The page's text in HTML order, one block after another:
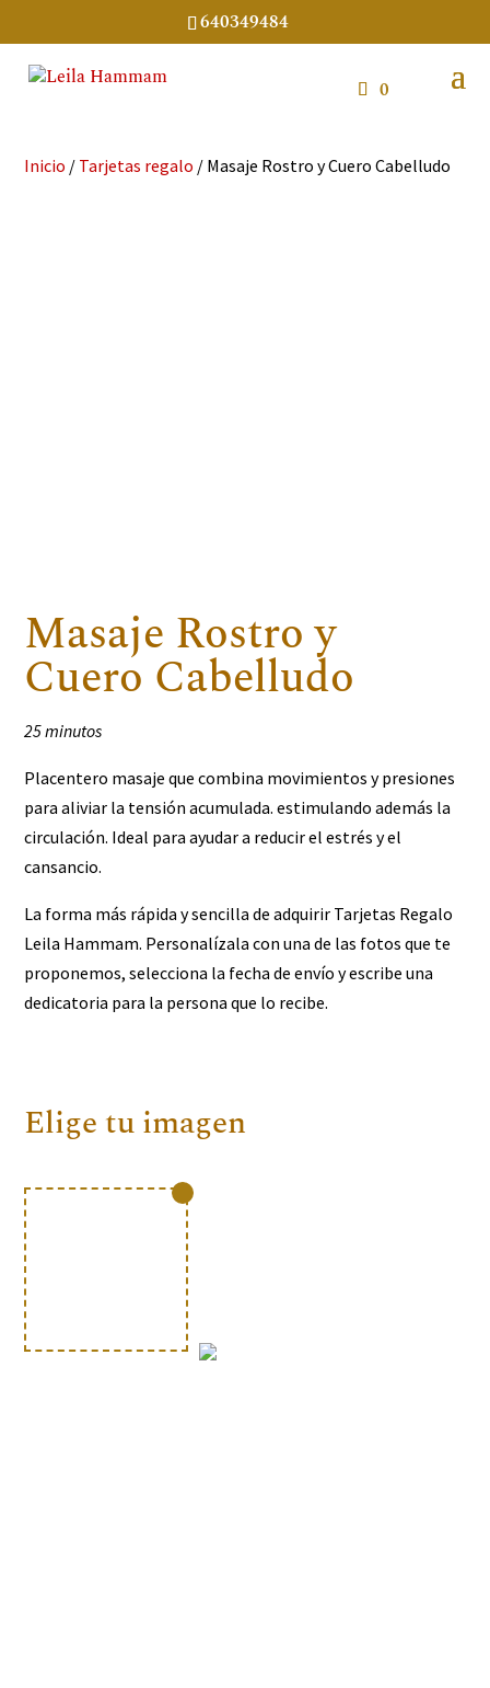
640349484
0
Inicio / Tarjetas regalo / Masaje Rostro y Cuero Cabelludo
Masaje Rostro y
Cuero Cabelludo
25 minutos
Placentero masaje que combina movimientos y presiones
para aliviar la tensión acumulada. estimulando además la
circulación. Ideal para ayudar a reducir el estrés y el
cansancio.
La forma más rápida y sencilla de adquirir Tarjetas Regalo
Leila Hammam. Personalízala con una de las fotos que te
proponemos, selecciona la fecha de envío y escribe una
dedicatoria para la persona que lo recibe.
Elige tu imagen